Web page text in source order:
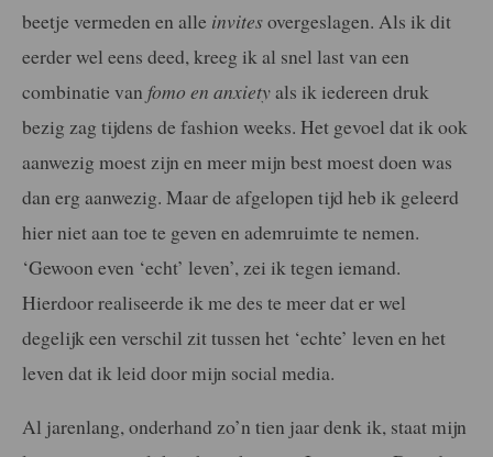
beetje vermeden en alle invitesovergeslagen. Als ik dit
eerder wel eens deed, kreeg ik al snel last van een
combinatie van fomo en anxietyals ik iedereen druk
bezig zag tijdens de fashion weeks. Het gevoel dat ik ook
aanwezig moest zijn en meer mijn best moest doen was
dan erg aanwezig. Maar de afgelopen tijd heb ik geleerd
hier niet aan toe te geven en ademruimte te nemen.
‘Gewoon even ‘echt’ leven’, zei ik tegen iemand.
Hierdoor realiseerde ik me des te meer dat er wel
degelijk een verschil zit tussen het ‘echte’ leven en het
leven dat ik leid door mijn social media.
Al jarenlang, onderhand zo’n tien jaar denk ik, staat mijn